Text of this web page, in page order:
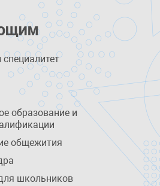
образование и
общежития
школьников